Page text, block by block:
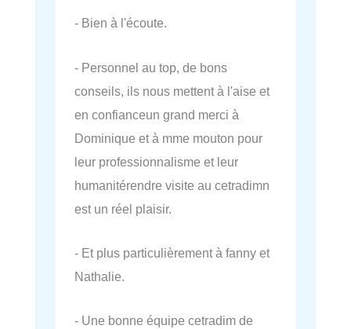
- Bien à l'écoute.
- Personnel au top, de bons
conseils, ils nous mettent à l'aise et
en confianceun grand merci à
Dominique et à mme mouton pour
leur professionnalisme et leur
humanitérendre visite au cetradimn
est un réel plaisir.
- Et plus particulièrement à fanny et
Nathalie.
- Une bonne équipe cetradim de